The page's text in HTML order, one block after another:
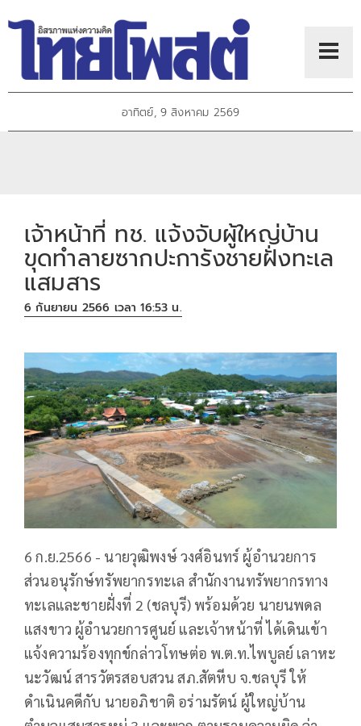
อาทิตย์, 9 สิงหาคม 2569
เจ้าหน้าที่ ทช. แจ้งจับผู้ใหญ่บ้าน
ขุดทำลายซากปะการังชายฝั่งทะเล
แสมสาร
6 กันยายน 2566 เวลา 16:53 น.
6 ก.ย.2566 - นายวุฒิพงษ์ วงศ์อินทร์ ผู้อำนวยการ
ส่วนอนุรักษ์ทรัพยากรทะเล สำนักงานทรัพยากรทาง
ทะเลและชายฝั่งที่ 2 (ชลบุรี) พร้อมด้วย นายนพดล
แสงขาว ผู้อำนวยการศูนย์ และเจ้าหน้าที่ ได้เดินเข้า
แจ้งความร้องทุกข์กล่าวโทษต่อ พ.ต.ท.ไพบูลย์ เลาหะ
นะวัฒน์ สารวัตรสอบสวน สภ.สัตหีบ จ.ชลบุรี ให้
ดำเนินคดีกับ นายอภิชาติ อร่ามรัตน์ ผู้ใหญ่บ้าน